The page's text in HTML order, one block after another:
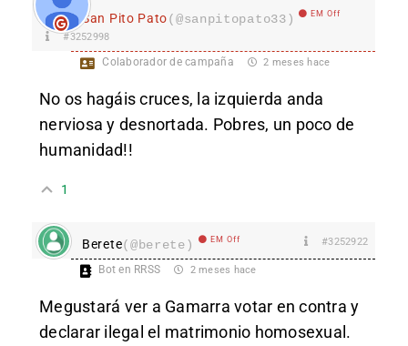
San Pito Pato(@sanpitopato33) EM Off
#3252998
Colaborador de campaña 2 meses hace
No os hagáis cruces, la izquierda anda
nerviosa y desnortada. Pobres, un poco de
humanidad!!
1
Berete(@berete) EM Off #3252922
Bot en RRSS 2 meses hace
Megustará ver a Gamarra votar en contra y
declarar ilegal el matrimonio homosexual.